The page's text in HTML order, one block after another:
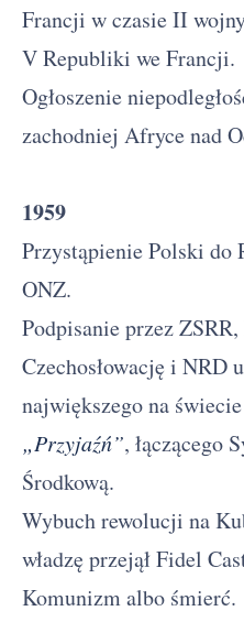
Francji w czasie II
V Republiki we Francji.
Ogłoszenie
zachodniej Afryce nad
1959
Przystąpienie Polski do
ONZ.
Podpisanie przez
Czechosłowację i NRD
największego na świecie
„Przyjaźń”, łączącego
Środkową.
Wybuch rewolucji na
władzę przejął Fidel
Komunizm albo śmierć.